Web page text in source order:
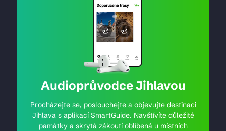
Audioprůvodce Jihlavou
Procházejte se, poslouchejte a objevujte destinaci
Jihlava s aplikací SmartGuide. Navštívíte důležité
památky a skrytá zákoutí oblíbená u místních